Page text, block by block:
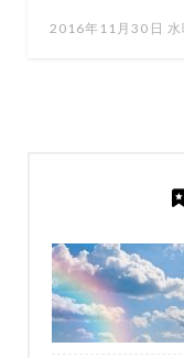
2016年11月30日 水